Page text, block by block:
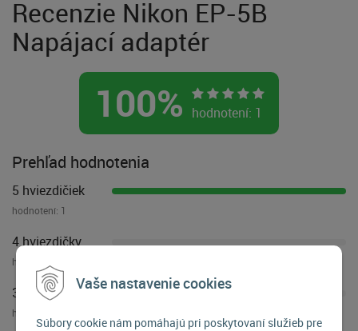
Vaše nastavenie cookies
Súbory cookie nám pomáhajú pri poskytovaní služieb pre
Recenzie Nikon EP-5B
Napájací adaptér
100% hodnotení: 1
Prehľad hodnotenia
5 hviezdičiek
hodnotení: 1
4 hviezdičky
hodnotení:
3 hviezdičky
hodnotení: